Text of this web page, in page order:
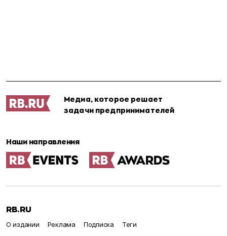
Медиа, которое решает
задачи предпринимателей
Наши направления
RB.RU
О издании Реклама Подписка
Теги